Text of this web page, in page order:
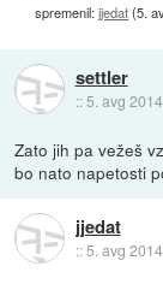
spremenil:jjedat(5.
settler
:: 5. avg
Zato jih pa vežeš
bo nato napetosti
jjedat
::5. avg